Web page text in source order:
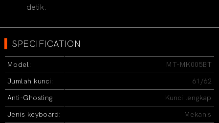
detik.
SPECIFICATION
Model:
MT-MK005BT
Jumlah kunci:
61/62
Anti-Ghosting:
Kunci lengkap
Jenis keyboard:
Mekanis